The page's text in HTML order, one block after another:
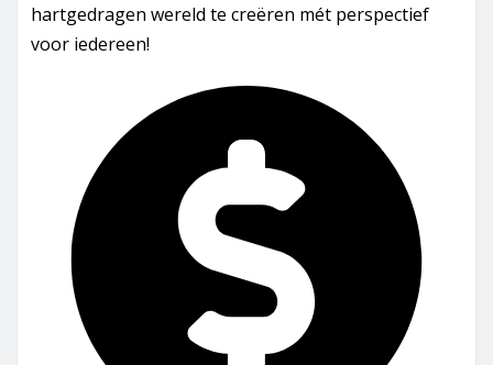
hartgedragen wereld te creëren mét perspectief
voor iedereen!